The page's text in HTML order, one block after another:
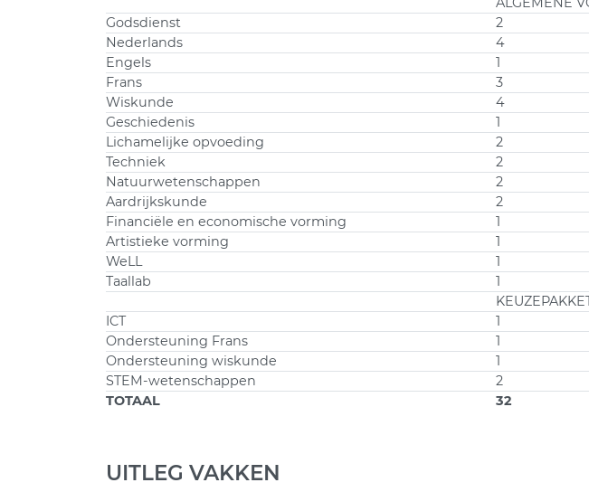
Godsdienst
2
Nederlands
4
Engels
1
Frans
3
Wiskunde
4
Geschiedenis
1
Lichamelijke opvoeding
2
Techniek
2
Natuurwetenschappen
2
Aardrijkskunde
2
Financiële en economische vorming
1
Artistieke vorming
1
WeLL
1
Taallab
1
ICT
1
Ondersteuning Frans
1
Ondersteuning wiskunde
1
STEM-wetenschappen
2
TOTAAL
32
UITLEG VAKKEN